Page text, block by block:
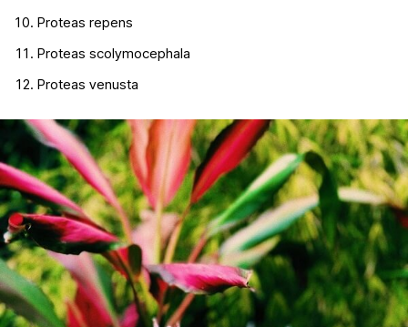
Proteas repens
Proteas scolymocephala
Proteas venusta